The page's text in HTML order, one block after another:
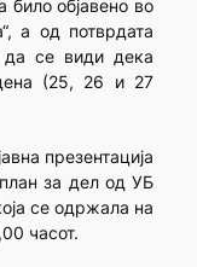
било објавено во
а од потврдата
да се види дека
(25, 26 и 27
презентација
за дел од УБ
се одржала на
часот.